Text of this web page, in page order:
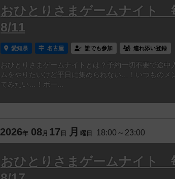
おひとりさまゲームナイト
8/11
愛知県 名古屋 誰でも参加 連れ添い登録
おひとりさまゲームナイトとは？予約一切不要で途中
ムをやりたいけど平日に集められない…！いつものメ
てみたい…！ボー...
2026年 08 月 17 日 月 曜日 18:00～23:00
おひとりさまゲームナイト